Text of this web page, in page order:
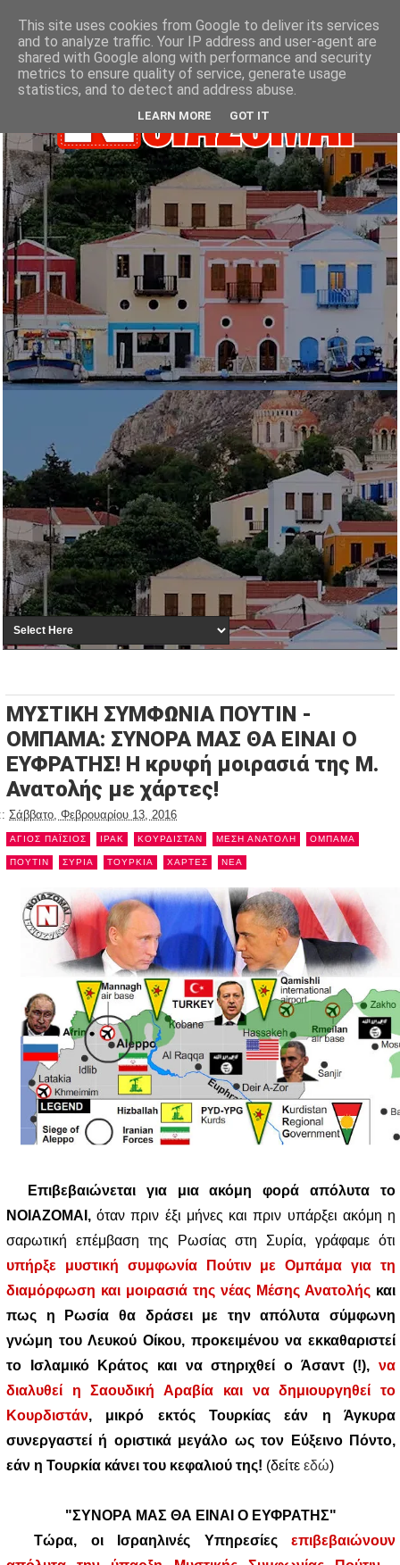
ΜΥΣΤΙΚΗ ΣΥΜΦΩΝΙΑ ΠΟΥΤΙΝ -
ΟΜΠΑΜΑ: ΣΥΝΟΡΑ ΜΑΣ ΘΑ ΕΙΝΑΙ Ο
ΕΥΦΡΑΤΗΣ! Η κρυφή μοιρασιά της Μ.
Ανατολής με χάρτες!
Σάββατο, Φεβρουαρίου 13, 2016
ΑΓΙΟΣ ΠΑΪΣΙΟΣ ΙΡΑΚ ΚΟΥΡΔΙΣΤΑΝ ΜΕΣΗ ΑΝΑΤΟΛΗ ΟΜΠΑΜΑ
ΠΟΥΤΙΝ ΣΥΡΙΑ ΤΟΥΡΚΙΑ ΧΑΡΤΕΣ NEA
Επιβεβαιώνεται για μια ακόμη φορά απόλυτα το
ΝΟΙΑΖΟΜΑΙ, όταν πριν έξι μήνες και πριν υπάρξει ακόμη η
σαρωτική επέμβαση της Ρωσίας στη Συρία, γράφαμε ότι
υπήρξε μυστική συμφωνία Πούτιν με Ομπάμα για τη
διαμόρφωση και μοιρασιά της νέας Μέσης Ανατολής και
πως η Ρωσία θα δράσει με την απόλυτα σύμφωνη
γνώμη του Λευκού Οίκου, προκειμένου να εκκαθαριστεί
το Ισλαμικό Κράτος και να στηριχθεί ο Άσαντ (!), να
διαλυθεί η Σαουδική Αραβία και να δημιουργηθεί το
Κουρδιστάν, μικρό εκτός Τουρκίας εάν η Άγκυρα
συνεργαστεί ή οριστικά μεγάλο ως τον Εύξεινο Πόντο,
εάν η Τουρκία κάνει του κεφαλιού της! (δείτε εδώ)
"ΣΥΝΟΡΑ ΜΑΣ ΘΑ ΕΙΝΑΙ Ο ΕΥΦΡΑΤΗΣ"
Τώρα, οι Ισραηλινές Υπηρεσίες επιβεβαιώνουν
This site uses cookies from Google to deliver its services
and to analyze traffic. Your IP address and user-agent are
shared with Google along with performance and security
metrics to ensure quality of service, generate usage
statistics, and to detect and address abuse.
LEARN MORE GOT IT